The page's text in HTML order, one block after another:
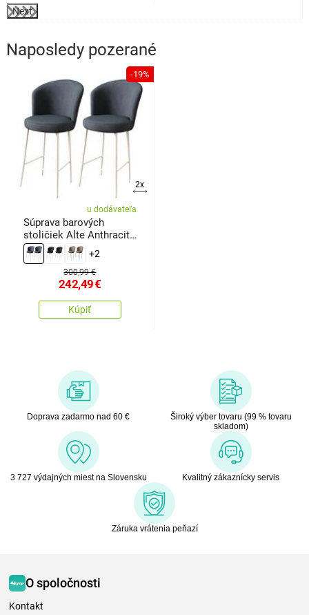
Next
Naposledy pozerané
-19%
2x
u dodávateľa
Súprava barových
stoličiek Alte Anthracite
and White, 2 ks+2
300,99 €
242,49€
Kúpiť
Doprava zadarmo nad 60 €
Široký výber tovaru (99 % tovaru
skladom)
3 727 výdajných miest na Slovensku Kvalitný zákaznícky servis
Záruka vrátenia peňazí
O spoločnosti
Kontakt